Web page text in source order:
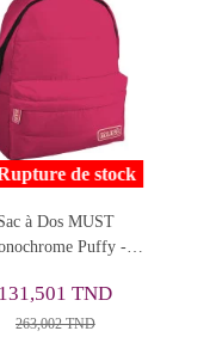
Sac à Dos